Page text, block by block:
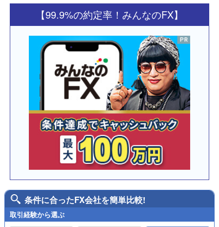
【99.9%の約定率！みんなのFX】
条件に合ったFX会社を簡単比較!
取引経験から選ぶ